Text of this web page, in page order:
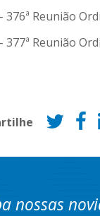
376ª Reunião
377ª Reunião
nossas